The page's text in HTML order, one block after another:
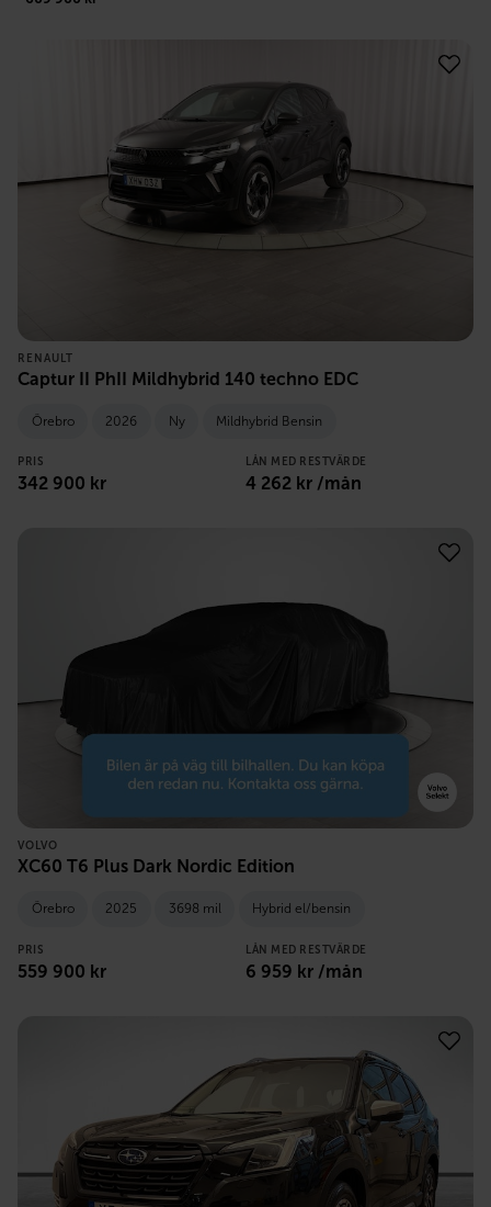
RENAULT
Captur II PhII Mildhybrid 140 techno EDC
Örebro 2026 Ny Mildhybrid Bensin
PRIS
342 900 kr
LÅN MED RESTVÄRDE
4 262 kr /mån
VOLVO
XC60 T6 Plus Dark Nordic Edition
Örebro 2025 3698 mil Hybrid el/bensin
PRIS
559 900 kr
LÅN MED RESTVÄRDE
6 959 kr /mån